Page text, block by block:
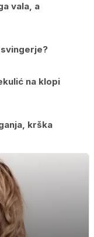
vala, a
na klopi
krška